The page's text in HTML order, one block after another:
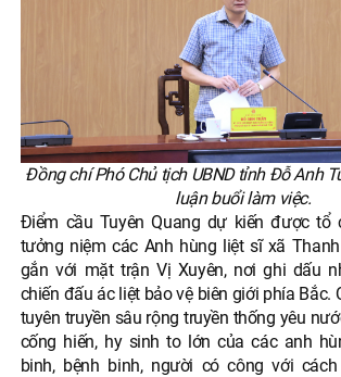
Đồng chí Phó Chủ tịch UBND tỉnh Đỗ Anh
luận buổi làm việc.
Điểm cầu Tuyên Quang dự kiến được tổ
tưởng niệm các Anh hùng liệt sĩ xã
gắn với mặt trận Vị Xuyên, nơi ghi dấu
chiến đấu ác liệt bảo vệ biên giới phía Bắc.
tuyên truyền sâu rộng truyền thống yêu
cống hiến, hy sinh to lớn của các anh
binh, bệnh binh, người có công với